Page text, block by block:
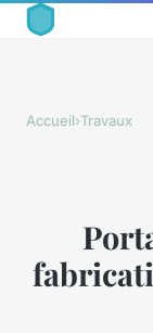
Accueil›Travaux